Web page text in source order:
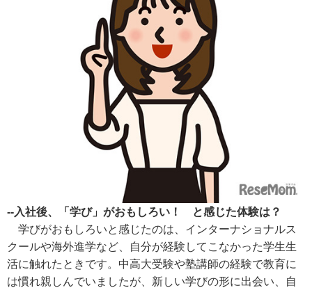
--入社後、「学び」がおもしろい！ と感じた体験は？
学びがおもしろいと感じたのは、インターナショナルス
クールや海外進学など、自分が経験してこなかった学生生
活に触れたときです。中高大受験や塾講師の経験で教育に
は慣れ親しんでいましたが、新しい学びの形に出会い、自